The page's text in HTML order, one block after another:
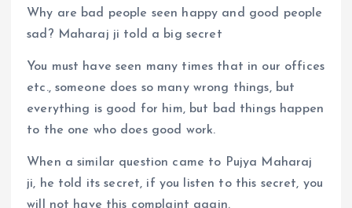
Why are bad people seen happy and good people
sad? Maharaj ji told a big secret
You must have seen many times that in our offices
etc., someone does so many wrong things, but
everything is good for him, but bad things happen
to the one who does good work.
When a similar question came to Pujya Maharaj
ji, he told its secret, if you listen to this secret, you
will not have this complaint again.